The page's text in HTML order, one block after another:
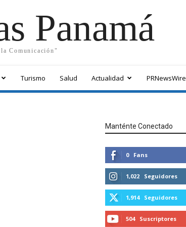
Panamá
Comunicación"
Turismo Salud Actualidad PRNewsWire
Manténte Conectado
0 Fans
1,022 Seguidores
1,914 Seguidores
504 Suscriptores